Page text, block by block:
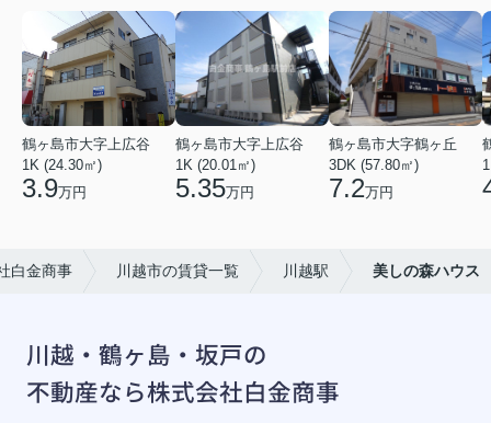
鶴ヶ島市大字上広谷
1K (24.30㎡)
3.9万円
鶴ヶ島市大字上広谷
1K (20.01㎡)
5.35万円
鶴ヶ島市大字鶴ヶ丘
3DK (57.80㎡)
7.2万円
白金商事 川越市の賃貸一覧 川越駅 美しの森ハウス
川越・鶴ヶ島・坂戸の
不動産なら株式会社白金商事